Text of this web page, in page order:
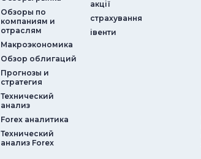
Обзоры по
компаниям и
отраслям
Макроэкономика
Обзор облигаций
Прогнозы и
стратегия
Технический
анализ
Forex аналитика
Технический
анализ Forex
акції
страхування
iвенти